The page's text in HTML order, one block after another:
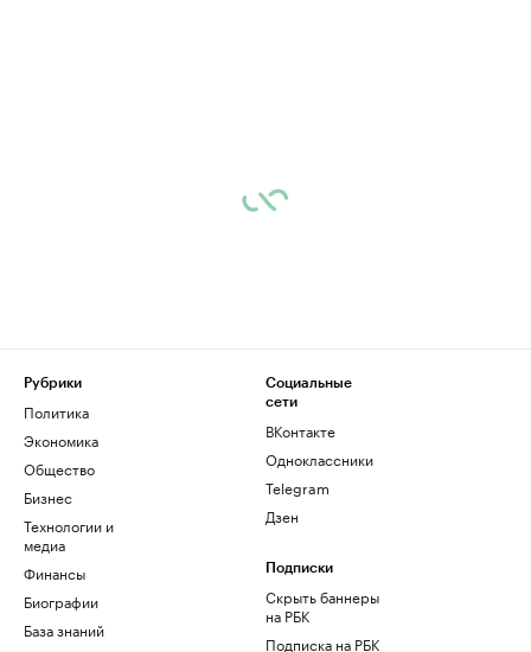
Рубрики
Политика
Экономика
Общество
Бизнес
Технологии и
медиа
Финансы
Биографии
База знаний
Социальные
сети
ВКонтакте
Одноклассники
Telegram
Дзен
Подписки
Скрыть баннеры
на РБК
Подписка на РБК